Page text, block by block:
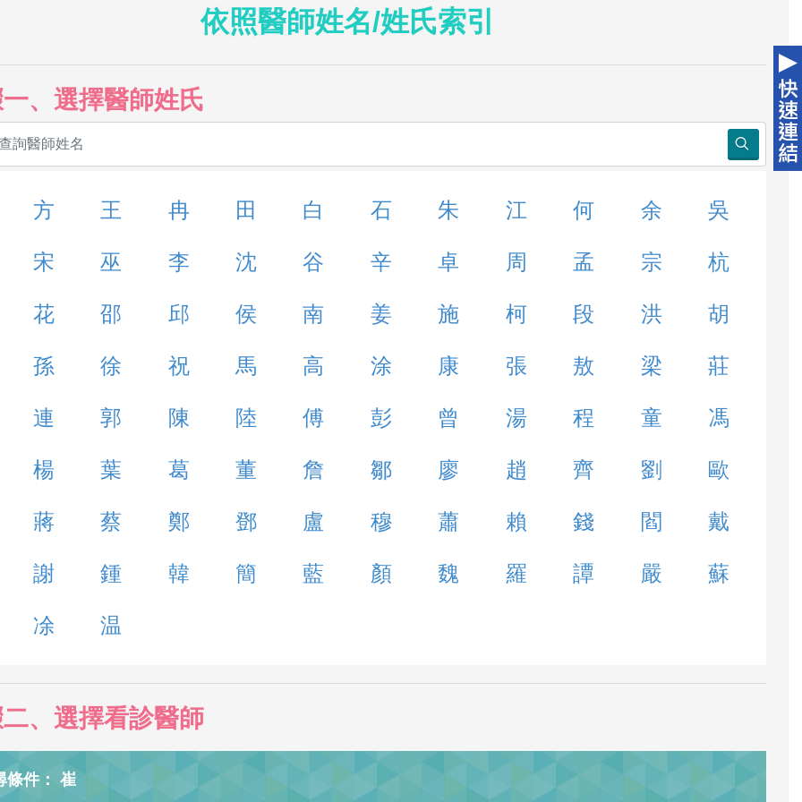
依照醫師姓名/姓氏索引
、選擇醫師姓氏
方 王 冉 田 白 石 朱 江 何 余 吳
宋 巫 李 沈 谷 辛 卓 周 孟 宗 杭
花 邵 邱 侯 南 姜 施 柯 段 洪 胡
孫 徐 祝 馬 高 涂 康 張 敖 梁 莊
連 郭 陳 陸 傅 彭 曾 湯 程 童 馮
楊 葉 葛 董 詹 鄒 廖 趙 齊 劉 歐
蔣 蔡 鄭 鄧 盧 穆 蕭 賴 錢 閻 戴
謝 鍾 韓 簡 藍 顏 魏 羅 譚 嚴 蘇
凃 温
、選擇看診醫師
條件： 崔